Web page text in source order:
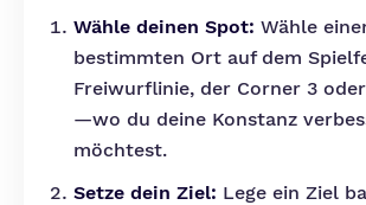
Wähle deinen Spot: Wähle
bestimmten Ort auf dem
Freiwurflinie, der Corner 3
—wo du deine Konstanz
möchtest.
Setze dein Ziel: Lege ein Ziel